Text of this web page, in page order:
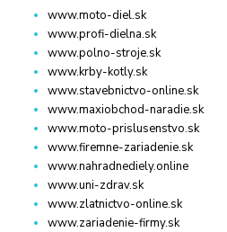
www.moto-diel.sk
www.profi-dielna.sk
www.polno-stroje.sk
www.krby-kotly.sk
www.stavebnictvo-online.sk
www.maxiobchod-naradie.sk
www.moto-prislusenstvo.sk
www.firemne-zariadenie.sk
www.nahradnediely.online
www.uni-zdrav.sk
www.zlatnictvo-online.sk
www.zariadenie-firmy.sk